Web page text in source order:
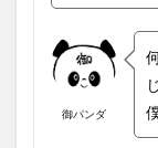
御パンダ